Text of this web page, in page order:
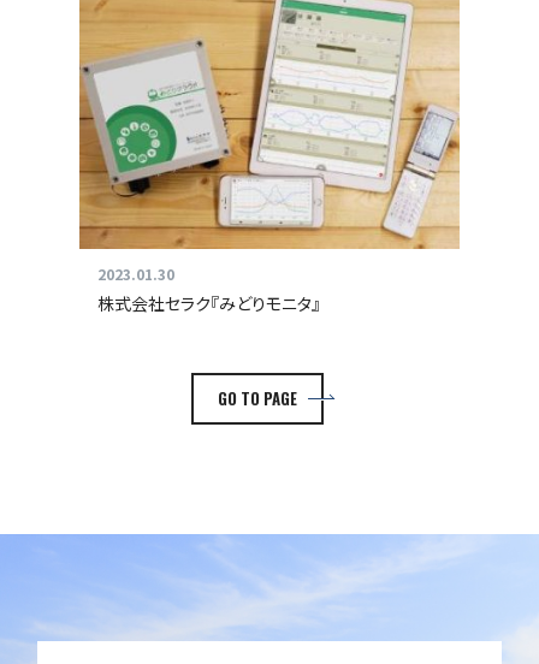
2023.01.30
株式会社セラク『みどりモニタ』
GO TO PAGE